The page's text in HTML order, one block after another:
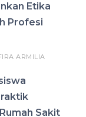
Etika
Profesi
ARMILIA
Sakit